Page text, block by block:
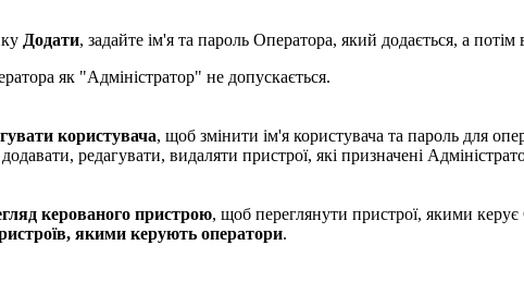
Додати, задайте ім'я та пароль Оператора, який додається, а потім
як "Адміністратор" не допускається.
користувача, щоб змінити ім'я користувача та пароль для
редагувати, видаляти пристрої, які призначені
керованого пристрою, щоб переглянути пристрої, якими керує
якими керують оператори.